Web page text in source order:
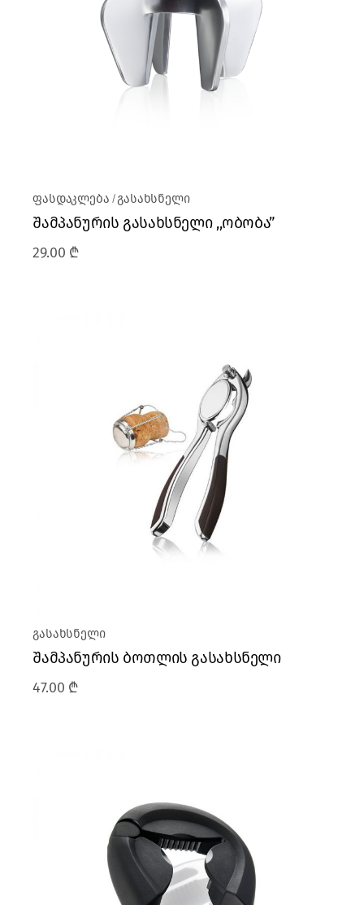
ფასდაკლება გასახსნელი
შამპანურის გასახსნელი ,,ობობა”
29.00 ₾
გასახსნელი
შამპანურის ბოთლის გასახსნელი
47.00 ₾